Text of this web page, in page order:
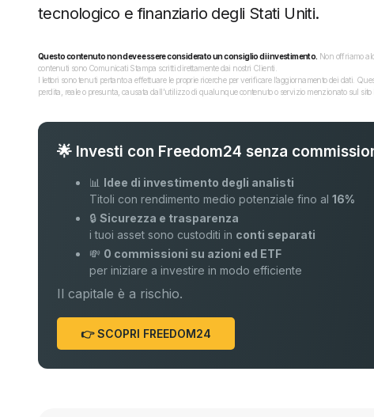
tecnologico e finanziario degli Stati Uniti.
Questo contenuto non deve essere considerato un consiglio di investimento. Non offriamo
contenuti sono Comunicati Stampa scritti direttamente dai nostri Clienti.
I lettori sono tenuti pertanto a effettuare le proprie ricerche per verificare l’aggiornamento dei dati.
perdita, reale o presunta, causata dall'utilizzo di qualunque contenuto o servizio menzionato sul
🌟 Investi con Freedom24 senza
📊 Idee di investimento degli analisti
Titoli con rendimento medio potenziale fino al16%
🔒Sicurezza e trasparenza
i tuoi asset sono custoditi in conti separati
💸 0 commissioni su azioni ed ETF
per iniziare a investire in modo efficiente
Il capitale è a rischio.
👉 SCOPRI FREEDOM24